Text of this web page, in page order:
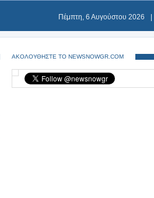
Πέμπτη, 6 Αυγούστου 2026
ΑΚΟΛΟΥΘΗΣΤΕ ΤΟ NEWSNOWGR.COM